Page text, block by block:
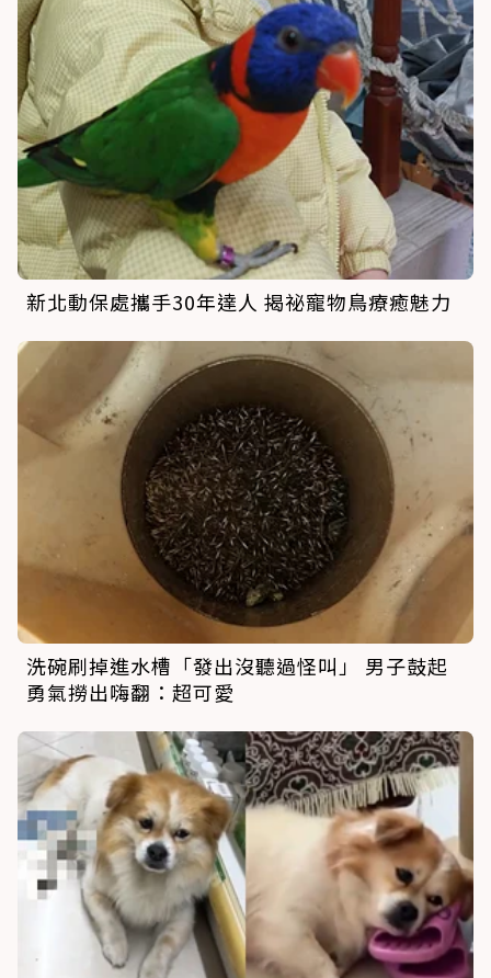
新北動保處攜手30年達人 揭祕寵物鳥療癒魅力
洗碗刷掉進水槽「發出沒聽過怪叫」 男子鼓起
勇氣撈出嗨翻：超可愛